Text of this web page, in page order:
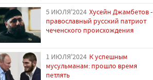
5 ИЮЛЯ'2024 Хусейн Джамбетов -
православный русский патриот
чеченского происхождения
1 ИЮЛЯ'2024 К успешным
мусульманам: прошло время
петлять